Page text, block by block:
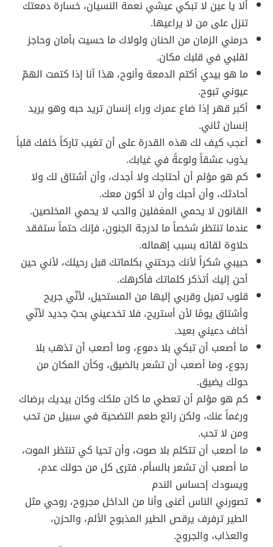
ألا يا عين لا تبكي عيشي نعمة النسيان، خسارة دمعتك
تنزل على من لا يراعيها.
حرمني الزمان من الحنان ولولاك ما حسيت بأمان وحاجز
لقلبي في قلبك مكان.
ما هو بيدي أكتم الدمعة وأنوح، هذا أنا إذا كتمت الهمّ
عيوني تبوح.
أكبر قهر إذا ضاع عمرك وراء إنسان تريد حبه وهو يريد
إنسان ثاني.
أعجب كيف لك هذه القدرة على أن تغيب تاركاً خلفك قلباً
يذوب عشقاً ولوعةً في غيابك.
كم هو مؤلم أن أحتاجك ولا أجدك، وأن أشتاق لك ولا
أحادثك، وأن أحبك وأن لا أكون معك.
القانون لا يحمي المغفلين والحب لا يحمي المخلصين.
عندما تنتظر شخصاً ما لدرجة الجنون، فإنك حتماً ستفقد
حلاوة لقائه بسبب إهماله.
حبيبي شكراً لأنك جرحتني بكلماتك قبل رحيلك، لأني حين
أحن إليك أتذكر كلماتك فأكرهك.
قلوب تميل وقربي إليها من المستحيل، لأنّي جريح
وأشتاق يومًا لأن أستريح، فلا تخدعيني بحبّ جديد لأنّي
أخاف دعيني بعيد.
ما أصعب أن تبكي بلا دموع، وما أصعب أن تذهب بلا
رجوع، وما أصعب أن تشعر بالضيق، وكأن المكان من
حولك يضيق.
كم هو مؤلم أن تعطي ما كان ملكك وكان بيديك برضاك
ورغماً عنك، ولكن رائع طعم التضحية في سبيل من تحب
ومن لا تحب.
ما أصعب أن تتكلم بلا صوت، وأن تحيا كي تنتظر الموت،
ما أصعب أن تشعر بالسأم، فترى كل من حولك عدم،
ويسودك إحساس الندم
تصورني الناس أغنى وأنا من الداخل مجروح، روحي مثل
الطير ترفرف يرقص الطير المذبوح الألم، والحزن،
والعذاب، والجروح.